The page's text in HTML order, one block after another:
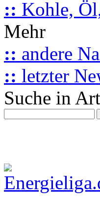
:: Kohle,
Mehr
:: andere
:: letzter
Suche in